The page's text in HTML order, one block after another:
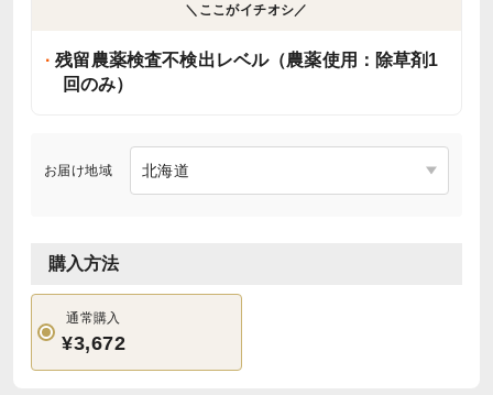
＼ここがイチオシ／
残留農薬検査不検出レベル（農薬使用：除草剤1
回のみ）
お届け地域
購入方法
通常購入
¥3,672